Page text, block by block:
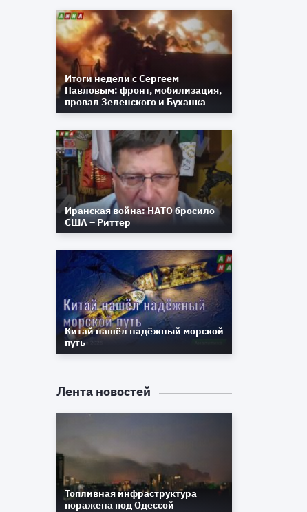
Итоги недели с Сергеем
Павловым: фронт, мобилизация,
провал Зеленского и Буханка
Иранская война: НАТО бросило
США – Риттер
Китай нашёл надёжный морской
путь
Лента новостей
Топливная инфраструктура
поражена под Одессой